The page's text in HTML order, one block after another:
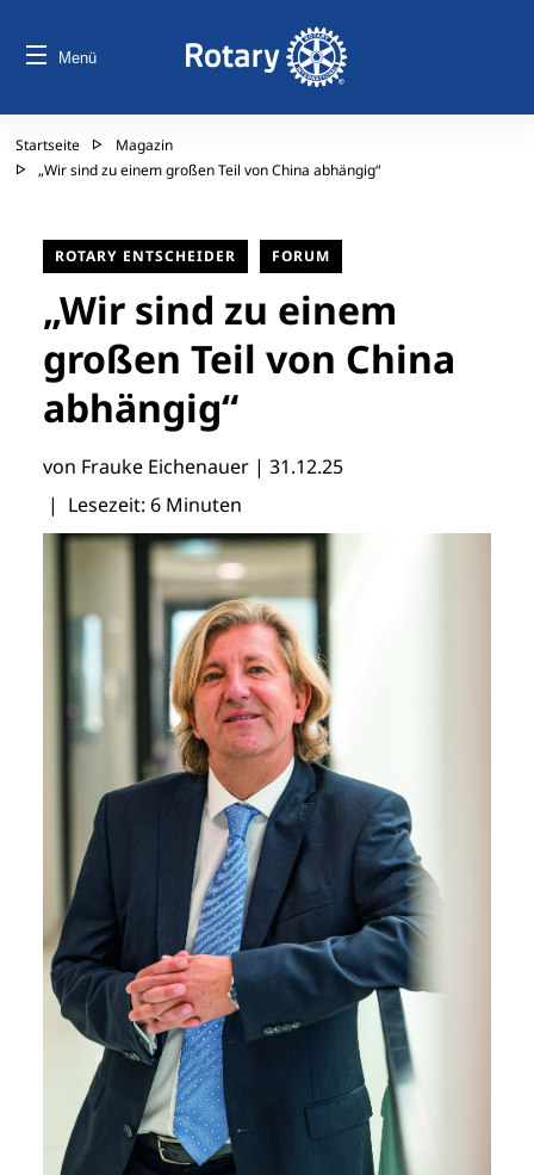
Menü
Startseite
Magazin
„Wir sind zu einem großen Teil von China abhängig“
ROTARY ENTSCHEIDER FORUM
„Wir sind zu einem
großen Teil von China
abhängig“
von Frauke Eichenauer | 31.12.25
| Lesezeit: 6 Minuten